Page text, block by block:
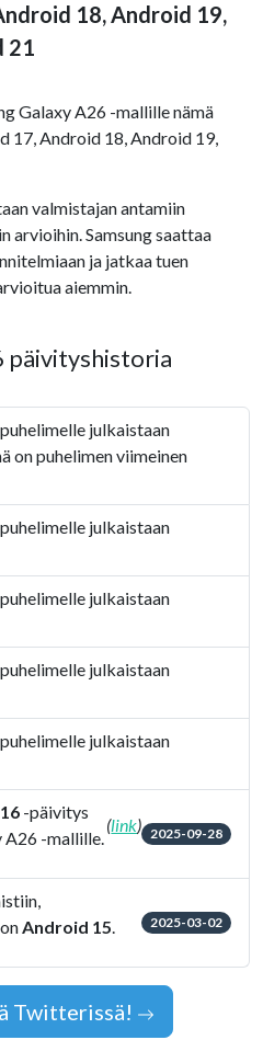
18, Android 19,
21
Galaxy A26 -mallille nämä
17, Android 18, Android 19,
valmistajan antamiin
arvioihin. Samsung saattaa
ja jatkaa tuen
aiemmin.
päivityshistoria
julkaistaan
on puhelimen viimeinen
julkaistaan
julkaistaan
julkaistaan
julkaistaan
-päivitys
A26 -mallille.
(link) 2025-09-28
Android 15. 2025-03-02
Twitterissä!